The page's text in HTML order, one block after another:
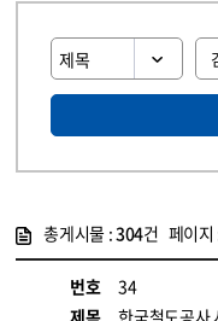
총게시물 :304건 페이지
번호
34
제목
한국철도공사